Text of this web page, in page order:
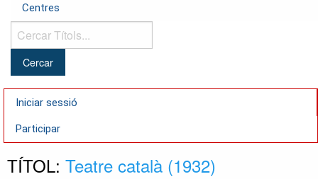
Centres
Cercar
Títols...
Iniciar sessió
Participar
TÍTOL: Teatre català (1932)